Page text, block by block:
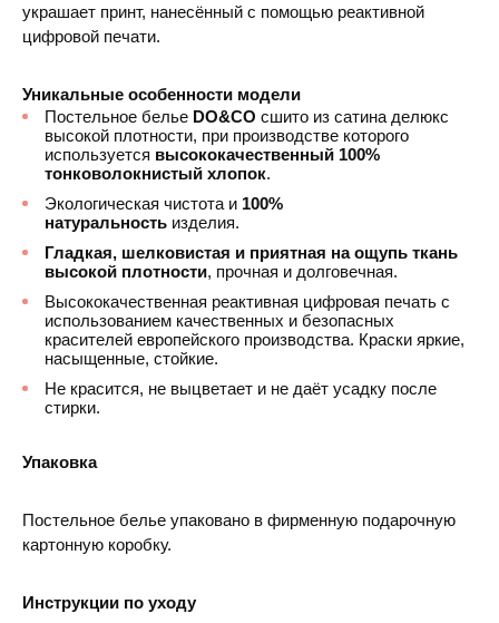
украшает принт, нанесённый с помощью реактивной
цифровой печати.
Уникальные особенности модели
Постельное белье DO&CO сшито из сатина делюкс
высокой плотности, при производстве которого
используется высококачественный 100%
тонковолокнистый хлопок.
Экологическая чистота и 100%
натуральность изделия.
Гладкая, шелковистая и приятная на ощупь ткань
высокой плотности, прочная и долговечная.
Высококачественная реактивная цифровая печать с
использованием качественных и безопасных
красителей европейского производства. Краски яркие,
насыщенные, стойкие.
Не красится, не выцветает и не даёт усадку после
стирки.
Упаковка
Постельное белье упаковано в фирменную подарочную
картонную коробку.
Инструкции по уходу